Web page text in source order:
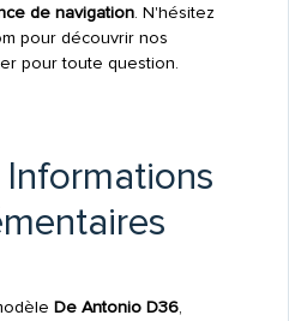
de navigation. N'hésitez
pour découvrir nos
pour toute question.
De Antonio D36,